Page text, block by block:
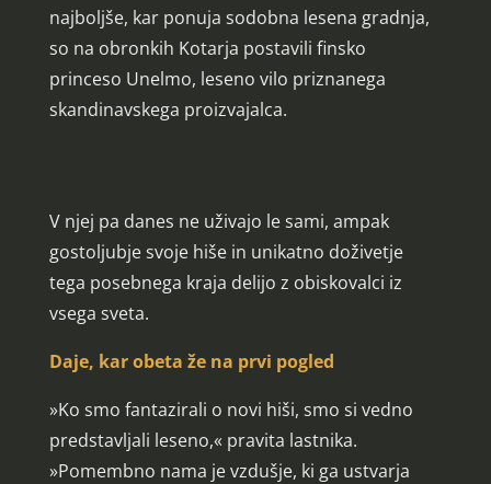
najboljše, kar ponuja sodobna lesena gradnja,
so na obronkih Kotarja postavili finsko
princeso Unelmo, leseno vilo priznanega
skandinavskega proizvajalca.
V njej pa danes ne uživajo le sami, ampak
gostoljubje svoje hiše in unikatno doživetje
tega posebnega kraja delijo z obiskovalci iz
vsega sveta.
Daje, kar obeta že na prvi pogled
»Ko smo fantazirali o novi hiši, smo si vedno
predstavljali leseno,« pravita lastnika.
»Pomembno nama je vzdušje, ki ga ustvarja